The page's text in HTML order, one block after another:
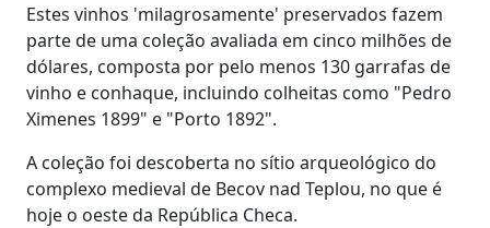
Estes vinhos 'milagrosamente' preservados fazem
parte de uma coleção avaliada em cinco milhões de
dólares, composta por pelo menos 130 garrafas de
vinho e conhaque, incluindo colheitas como "Pedro
Ximenes 1899" e "Porto 1892".
A coleção foi descoberta no sítio arqueológico do
complexo medieval de Becov nad Teplou, no que é
hoje o oeste da República Checa.